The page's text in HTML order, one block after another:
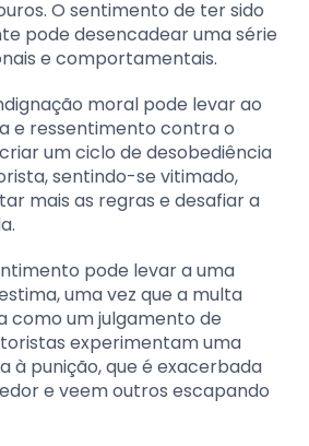
O sentimento de ter sido
pode desencadear uma série
e comportamentais.
moral pode levar ao
e ressentimento contra o
um ciclo de desobediência
sentindo-se vitimado,
mais as regras e desafiar a
pode levar a uma
uma vez que a multa
como um julgamento de
experimentam uma
à punição, que é exacerbada
e veem outros escapando